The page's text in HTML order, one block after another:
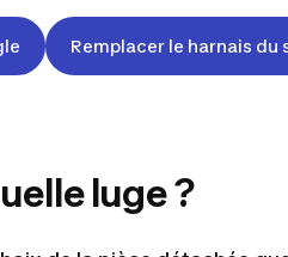
Remplacer le harnais du
luge ?